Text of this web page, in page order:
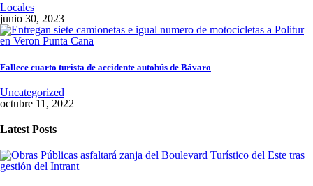
Locales
junio 30, 2023
Fallece cuarto turista de accidente autobús de Bávaro
Uncategorized
octubre 11, 2022
Latest Posts